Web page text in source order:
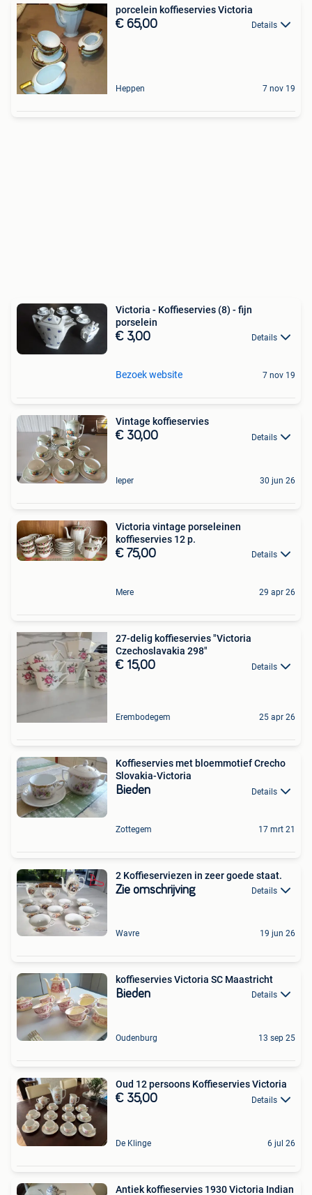
porcelein koffieservies Victoria
€ 65,00 Details
Heppen 7 nov 19
Victoria - Koffieservies (8) - fijn
porselein
€ 3,00 Details
Bezoek website 7 nov 19
Vintage koffieservies
€ 30,00 Details
Ieper 30 jun 26
Victoria vintage porseleinen
koffieservies 12 p.
€ 75,00 Details
Mere 29 apr 26
27-delig koffieservies "Victoria
Czechoslavakia 298"
€ 15,00 Details
Erembodegem 25 apr 26
Koffieservies met bloemmotief Crecho
Slovakia-Victoria
Bieden Details
Zottegem 17 mrt 21
2 Koffieserviezen in zeer goede staat.
Zie omschrijving Details
Wavre 19 jun 26
koffieservies Victoria SC Maastricht
Bieden Details
Oudenburg 13 sep 25
Oud 12 persoons Koffieservies Victoria
€ 35,00 Details
De Klinge 6 jul 26
Antiek koffieservies 1930 Victoria Indian